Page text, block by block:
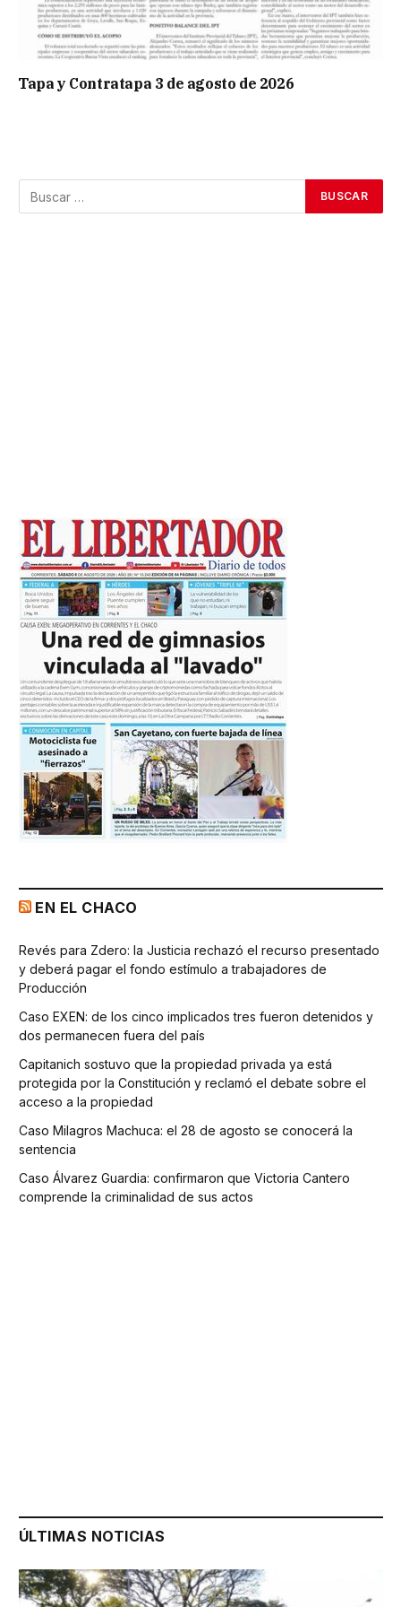
Tapa y Contratapa 3 de agosto de 2026
EN EL CHACO
Revés para Zdero: la Justicia rechazó el recurso presentado
y deberá pagar el fondo estímulo a trabajadores de
Producción
Caso EXEN: de los cinco implicados tres fueron detenidos y
dos permanecen fuera del país
Capitanich sostuvo que la propiedad privada ya está
protegida por la Constitución y reclamó el debate sobre el
acceso a la propiedad
Caso Milagros Machuca: el 28 de agosto se conocerá la
sentencia
Caso Álvarez Guardia: confirmaron que Victoria Cantero
comprende la criminalidad de sus actos
ÚLTIMAS NOTICIAS